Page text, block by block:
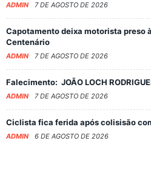
ADMIN 7 DE AGOSTO DE 2026
Capotamento deixa motorista preso
Centenário
ADMIN 7 DE AGOSTO DE 2026
Falecimento: JOÃO LOCH
ADMIN 7 DE AGOSTO DE 2026
Ciclista fica ferida após colisisão
ADMIN 6 DE AGOSTO DE 2026